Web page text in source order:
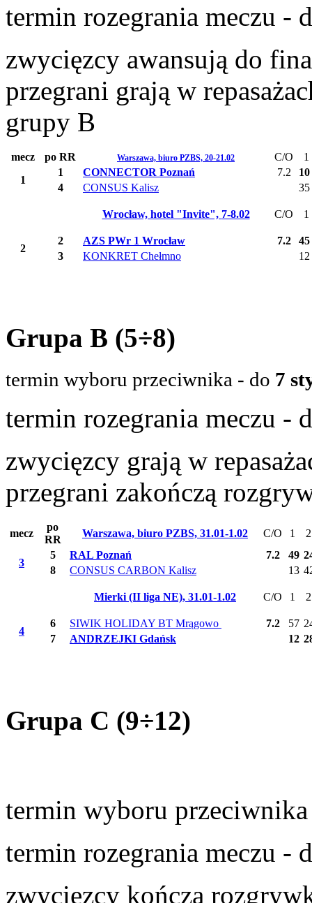
termin rozegrania meczu -
zwycięzcy awansują do
przegrani grają w
grupy B
mecz po RR Warszawa, biuro PZBS, 20-21.02 C/O
1
1
1 CONNECTOR Poznań 7.2
10
4
CONSUS Kalisz 35
Wrocław, hotel "Invite", 7-8.02 C/O 1
2
2 AZS PWr 1 Wrocław 7.2
45
3
KONKRET Chełmno 12
Grupa B (5÷8)
termin wyboru przeciwnika - do 7
termin rozegrania meczu -
zwycięzcy grają w
przegrani zakończą
mecz
po
RR
Warszawa, biuro PZBS, 31.01-1.02 C/O 1 2
3
5 RAL Poznań 7.2 49
8
CONSUS CARBON Kalisz 13
Mierki (II liga NE), 31.01-1.02 C/O 1 2
4
6 SIWIK HOLIDAY BT Mrągowo 7.2 57
7
ANDRZEJKI Gdańsk 12
Grupa C (9÷12)
termin wyboru
termin rozegrania meczu -
zwycięzcy kończą